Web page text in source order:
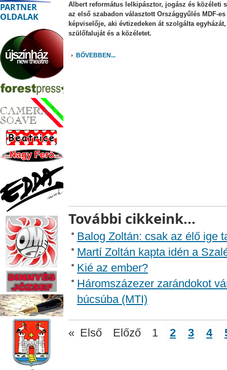
Albert református lelkipásztor, jogász és közéleti
az első szabadon választott Országgyűlés MDF-es
képviselője, aki évtizedeken át szolgálta egyházát,
szülőfaluját és a közéletet.
BŐVEBBEN...
További cikkeink...
Balog Zoltán: csak az élő ige
Martí Zoltán kapta idén a
Kié az ember?
Háromszázezer zarándokot
búcsúba (MTI)
« Első Előző 1 2 3 4
PARTNER
OLDALAK